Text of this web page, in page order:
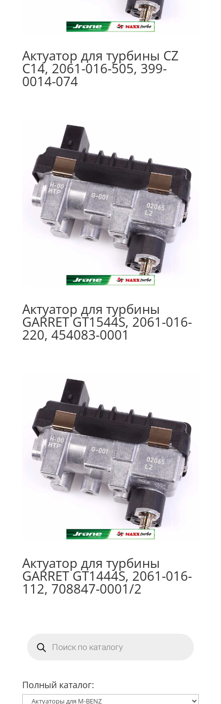
Актуатор для турбины CZ
C14, 2061-016-505, 399-
0014-074
Актуатор для турбины
GARRET GT1544S, 2061-016-
220, 454083-0001
Актуатор для турбины
GARRET GT1444S, 2061-016-
112, 708847-0001/2
товаров
Полный каталог: